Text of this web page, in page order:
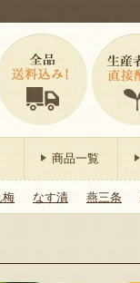
商品一覧
梅 なす漬 燕三条